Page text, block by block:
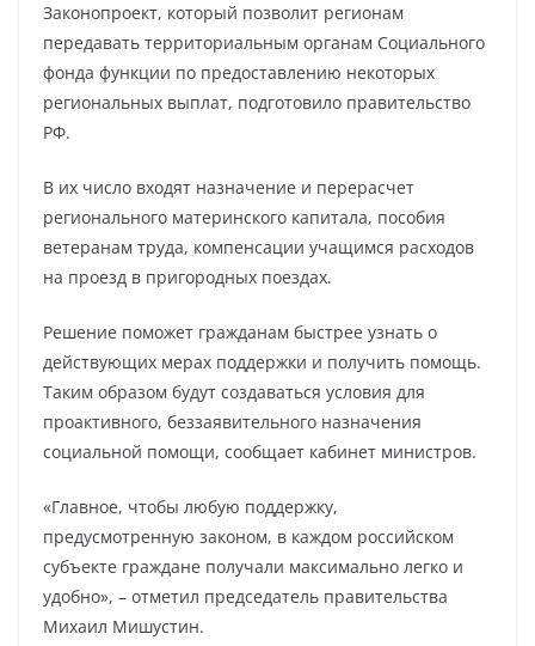
Законопроект, который позволит регионам
передавать территориальным органам Социального
фонда функции по предоставлению некоторых
региональных выплат, подготовило правительство
РФ.
В их число входят назначение и перерасчет
регионального материнского капитала, пособия
ветеранам труда, компенсации учащимся расходов
на проезд в пригородных поездах.
Решение поможет гражданам быстрее узнать о
действующих мерах поддержки и получить помощь.
Таким образом будут создаваться условия для
проактивного, беззаявительного назначения
социальной помощи, сообщает кабинет министров.
«Главное, чтобы любую поддержку,
предусмотренную законом, в каждом российском
субъекте граждане получали максимально легко и
удобно», – отметил председатель правительства
Михаил Мишустин.